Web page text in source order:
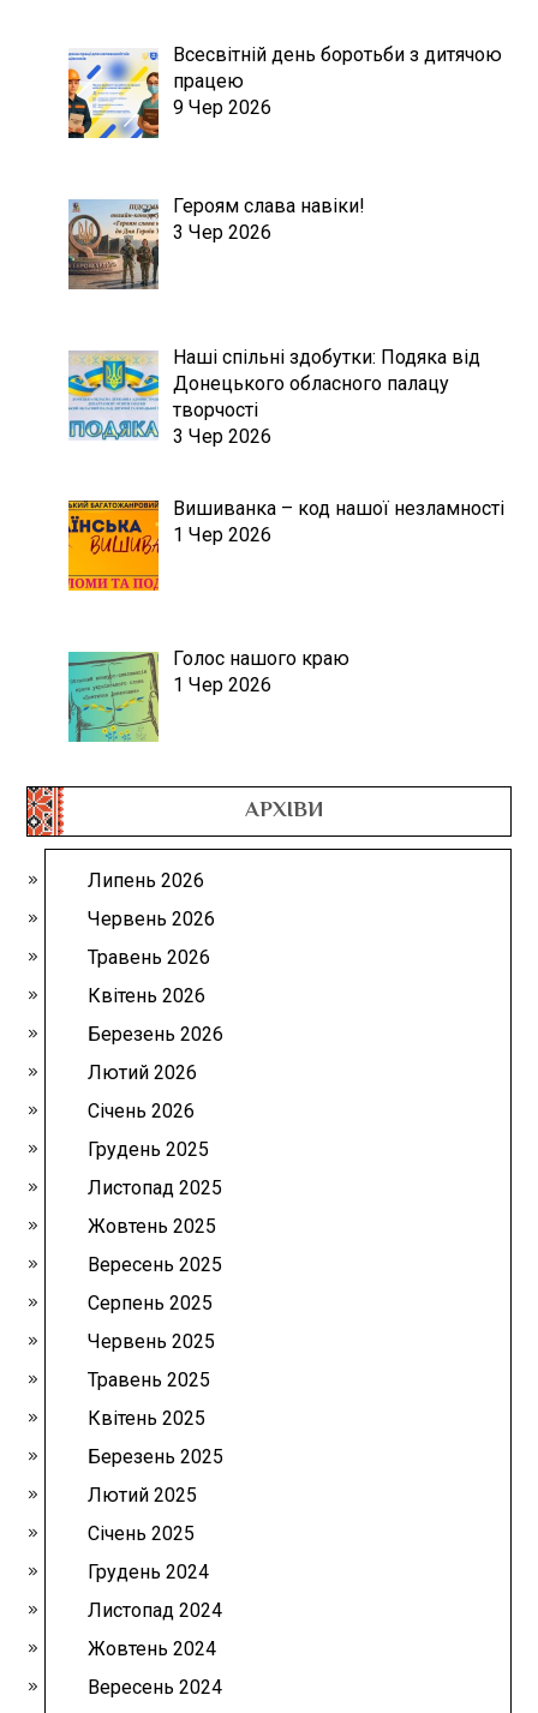
Всесвітній день боротьби з дитячою
працею
9 Чер 2026
Героям слава навіки!
3 Чер 2026
Наші спільні здобутки: Подяка від
Донецького обласного палацу
творчості
3 Чер 2026
Вишиванка – код нашої незламності
1 Чер 2026
Голос нашого краю
1 Чер 2026
АРХІВИ
Липень 2026
Червень 2026
Травень 2026
Квітень 2026
Березень 2026
Лютий 2026
Січень 2026
Грудень 2025
Листопад 2025
Жовтень 2025
Вересень 2025
Серпень 2025
Червень 2025
Травень 2025
Квітень 2025
Березень 2025
Лютий 2025
Січень 2025
Грудень 2024
Листопад 2024
Жовтень 2024
Вересень 2024